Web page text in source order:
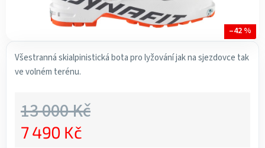
Všestranná skialpinistická bota pro lyžování jak na sjezdovce tak
ve volném terénu.
13 000 Kč
7 490 Kč
–42 %